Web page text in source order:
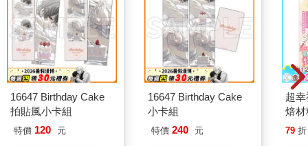
16647 Birthday Cake
拍貼風小卡組
特價 120 元
16647 Birthday Cake
小卡組
特價 240 元
超
焙
愛
79 折